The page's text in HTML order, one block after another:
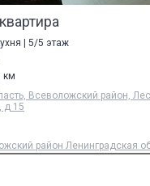
| 5/5 этаж
км
Всеволожский район,
д 15
район Ленинградская